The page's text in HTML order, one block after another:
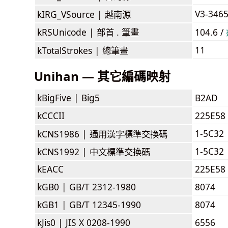
kIRG_VSource | 越南源
V3-3465
kRSUnicode | 部首 . 筆畫 104.6 /
kTotalStrokes | 總筆畫 11
Unihan — 其它編碼映射
kBigFive | Big5
B2AD
kCCCII
225E58
kCNS1986 | 通用漢字標準交換碼
1-5C32
kCNS1992 | 中文標準交換碼
1-5C32
kEACC
225E58
kGB0 | GB/T 2312-1980
8074
kGB1 | GB/T 12345-1990
8074
kJis0 | JIS X 0208-1990
6556